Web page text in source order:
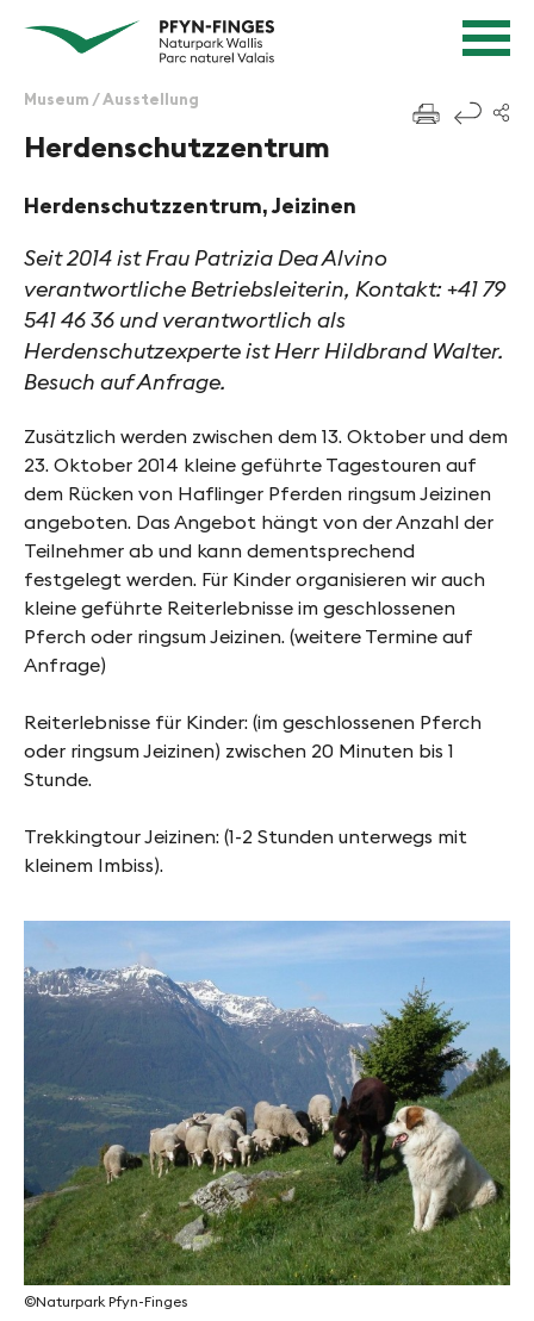
Navigieren in Pfyn-Finges
Navigation
Kontakt
Suche
f
Museum / Ausstellung
Herdenschutzzentrum
©Naturpark Pfyn-Finges
Herdenschutzzentrum, Jeizinen
Seit 2014 ist Frau Patrizia Dea Alvino
verantwortliche Betriebsleiterin, Kontakt: +41 79
541 46 36 und verantwortlich als
Herdenschutzexperte ist Herr Hildbrand Walter.
Besuch auf Anfrage.
Zusätzlich werden zwischen dem 13. Oktober und dem
23. Oktober 2014 kleine geführte Tagestouren auf
dem Rücken von Haflinger Pferden ringsum Jeizinen
angeboten. Das Angebot hängt von der Anzahl der
Teilnehmer ab und kann dementsprechend
festgelegt werden. Für Kinder organisieren wir auch
kleine geführte Reiterlebnisse im geschlossenen
Pferch oder ringsum Jeizinen. (weitere Termine auf
Anfrage)
Reiterlebnisse für Kinder: (im geschlossenen Pferch
oder ringsum Jeizinen) zwischen 20 Minuten bis 1
Stunde.
Trekkingtour Jeizinen: (1-2 Stunden unterwegs mit
kleinem Imbiss).